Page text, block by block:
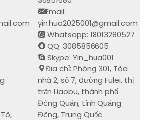
Email:
yin.hua2025001@gmail.com
Whatsapp: 18013280527
QQ: 3085856605
Skype: Yin_hua001
Địa chỉ: Phòng 301, Tòa
nhà 2, số 7, đường Fulei, thị
trấn Liaobu, thành phố
Đông Quản, tỉnh Quảng
Đông, Trung Quốc